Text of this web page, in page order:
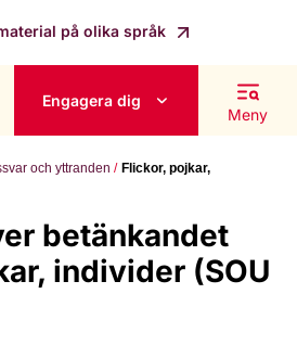
på olika språk
Engagera dig
Meny
och yttranden
Flickor, pojkar,
betänkandet
individer (SOU